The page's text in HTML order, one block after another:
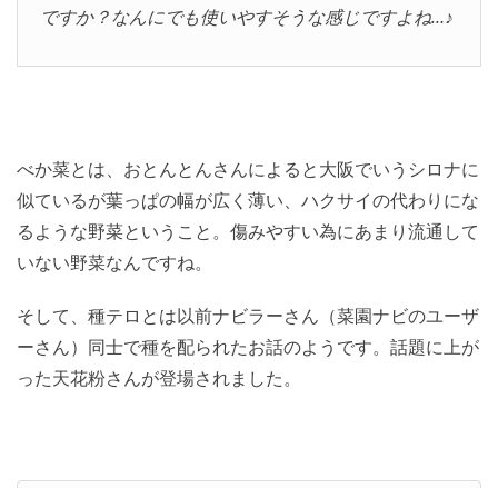
ですか？なんにでも使いやすそうな感じですよね…♪
べか菜とは、おとんとんさんによると大阪でいうシロナに
似ているが葉っぱの幅が広く薄い、ハクサイの代わりにな
るような野菜ということ。傷みやすい為にあまり流通して
いない野菜なんですね。
そして、種テロとは以前ナビラーさん（菜園ナビのユーザ
ーさん）同士で種を配られたお話のようです。話題に上が
った天花粉さんが登場されました。